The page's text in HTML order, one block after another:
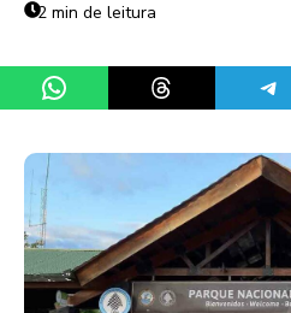
2 min de leitura
Share on WhatsAppShare on Threads